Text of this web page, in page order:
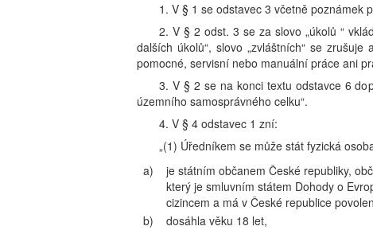
1. V § 1 se odstavec 3 včetně poznámek
2. V § 2 odst. 3 se za slovo „úkolů “
dalších úkolů“, slovo „zvláštních“ se
pomocné, servisní nebo manuální práce ani
3. V § 2 se na konci textu odstavce 6
územního samosprávného celku“.
4. V § 4 odstavec 1 zní:
„(1) Úředníkem se může stát fyzická
a)
je státním občanem České republiky,
který je smluvním státem Dohody o
cizincem a má v České republice
b)
dosáhla věku 18 let,